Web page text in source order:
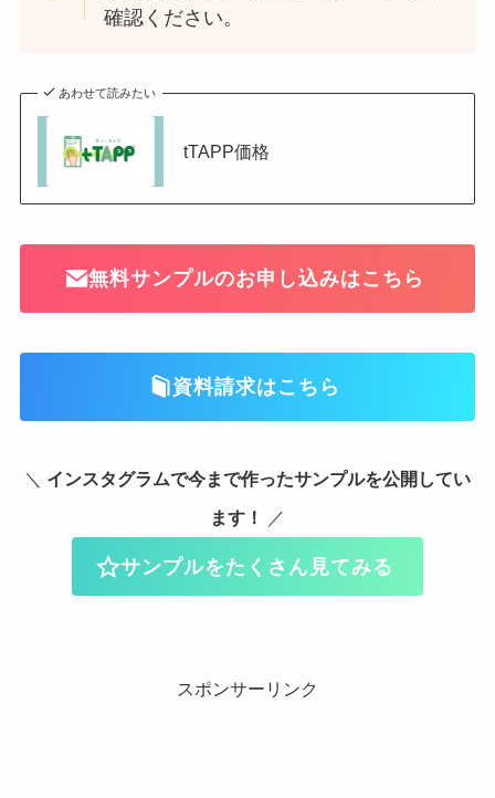
確認ください。
あわせて読みたい
tTAPP価格
無料サンプルのお申し込みはこちら
資料請求はこちら
＼ インスタグラムで今まで作ったサンプルを公開してい
ます！
／
サンプルをたくさん見てみる
スポンサーリンク